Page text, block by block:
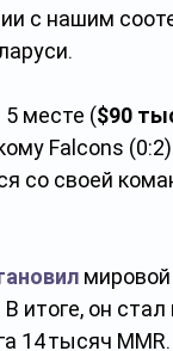
с нашим
месте ($90
Falcons
со своей
В итоге, он
14 тысяч MMR.